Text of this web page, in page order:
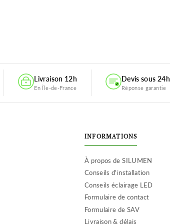
Livraison 12h
En Île-de-France
Devis sous 24h
Réponse garantie
INFORMATIONS
À propos de SILUMEN
Conseils d'installation
Conseils éclairage LED
Formulaire de contact
Formulaire de SAV
Livraison & délais